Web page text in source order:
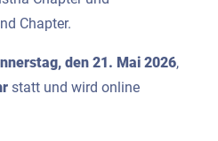
Chapter.
den 21. Mai 2026,
statt und wird online